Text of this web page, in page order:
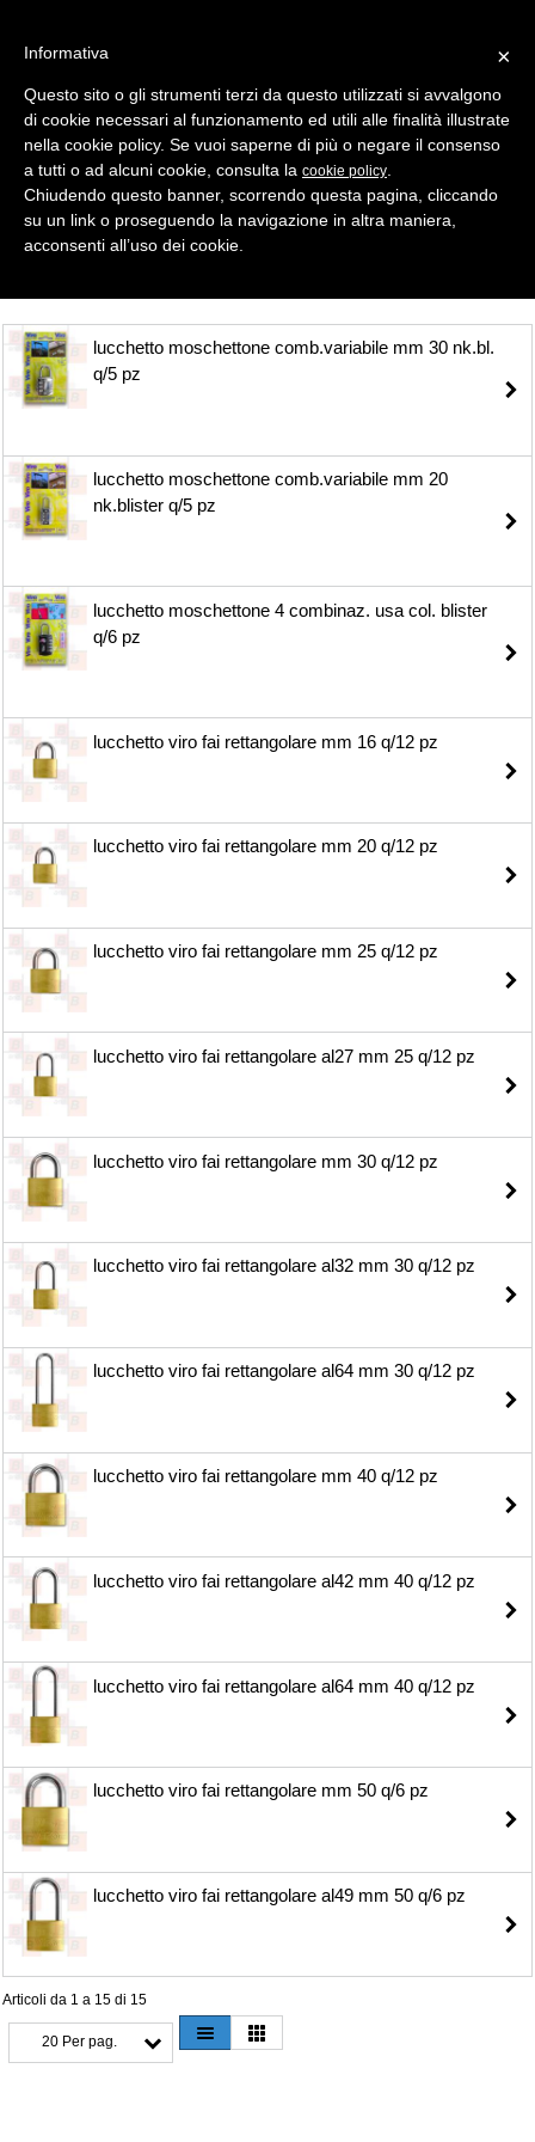
Selezione
LUCCHETTI
lucchetto moschettone comb.variabile mm 30 nk.bl.
q/5 pz
lucchetto moschettone comb.variabile mm 20
nk.blister q/5 pz
lucchetto moschettone 4 combinaz. usa col. blister
q/6 pz
lucchetto viro fai rettangolare mm 16 q/12 pz
lucchetto viro fai rettangolare mm 20 q/12 pz
lucchetto viro fai rettangolare mm 25 q/12 pz
lucchetto viro fai rettangolare al27 mm 25 q/12 pz
lucchetto viro fai rettangolare mm 30 q/12 pz
lucchetto viro fai rettangolare al32 mm 30 q/12 pz
lucchetto viro fai rettangolare al64 mm 30 q/12 pz
lucchetto viro fai rettangolare mm 40 q/12 pz
lucchetto viro fai rettangolare al42 mm 40 q/12 pz
lucchetto viro fai rettangolare al64 mm 40 q/12 pz
lucchetto viro fai rettangolare mm 50 q/6 pz
lucchetto viro fai rettangolare al49 mm 50 q/6 pz
Articoli da 1 a 15 di 15
20 Per pag.
×
Informativa
Questo sito o gli strumenti terzi da questo utilizzati si avvalgono
di cookie necessari al funzionamento ed utili alle finalità illustrate
nella cookie policy. Se vuoi saperne di più o negare il consenso
a tutti o ad alcuni cookie, consulta la cookie policy
Chiudendo questo banner, scorrendo questa pagina, cliccando
su un link o proseguendo la navigazione in altra maniera,
acconsenti all’uso dei cookie.